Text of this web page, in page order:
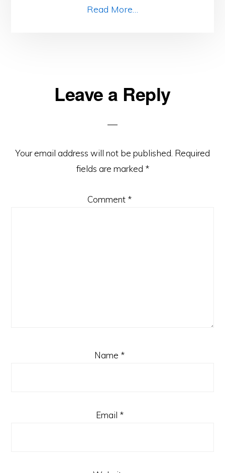
Read More…
ReaderLeave a Reply
Your email address will not be published. Required
fields are marked *
Comment *
Name *
Email *